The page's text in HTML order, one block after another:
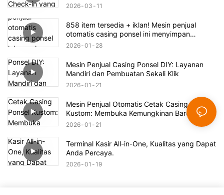
2026 03 11
858 item tersedia + iklan! Mesin penjual
otomatis casing ponsel ini menyimpan
peluang bisnis yang sangat besar.
2026 01 28
Mesin Penjual Casing Ponsel DIY: Layanan
Mandiri dan Pembuatan Sekali Klik
2026 01 21
Mesin Penjual Otomatis Cetak Casing Ponsel
Kustom: Membuka Kemungkinan Baru untuk
Pencetakan
2026 01 21
Terminal Kasir All-in-One, Kualitas yang Dapat
Anda Percaya.
2026 01 19